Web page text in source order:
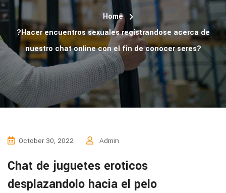
Home
?Hacer encuentros sexuales registrandose acerca de
nuestro chat online con el fin de conocer seres?
October 30, 2022 Admin
Chat de juguetes eroticos
desplazandolo hacia el pelo